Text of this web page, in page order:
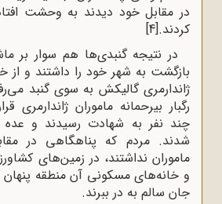
در مقابل خود دیدند به وحشت
کردند.[4]
در نتیجه گنبدی‌ها هم سوار بر
بازگشت به شهر خود را داشتند و از
ژاندارمری گالیکش به سوی گنبد
رگبار بیرحمانه ماموران ژاندارمری
چند نفر به شهادت رسیدند و
شدند. مردم که پناهگاهی در
ماموران نداشتند، در زمین‌های
و خانه‌های مسکونی آن منطقه پنهان
جان سالم به در ببرند.